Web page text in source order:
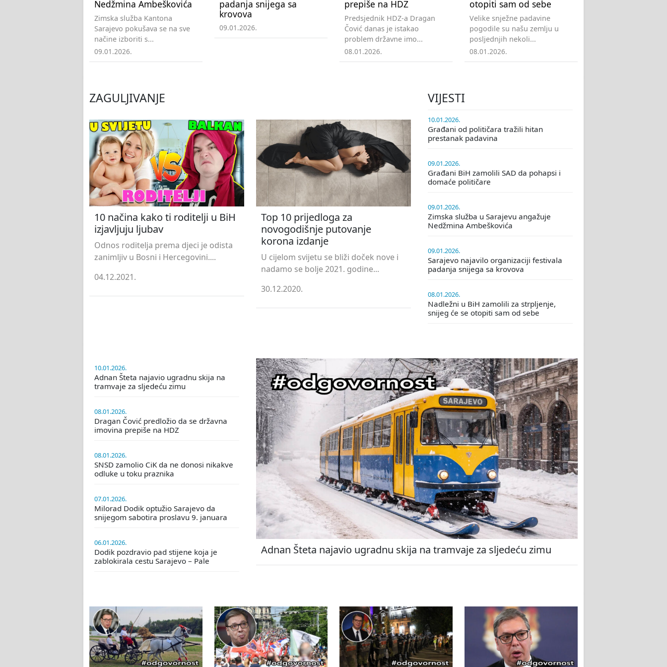
Nedžmina Ambeškovića
Zimska služba Kantona
Sarajevo pokušava se na sve
načine izboriti s...
09.01.2026.
padanja snijega sa
krovova
09.01.2026.
prepiše na HDZ
Predsjednik HDZ-a Dragan
Čović danas je istakao
problem državne imo...
08.01.2026.
otopiti sam od sebe
Velike snježne padavine
pogodile su našu zemlju u
posljednjih nekoli...
08.01.2026.
ZAGULJIVANJE
10 načina kako ti roditelji u BiH
izjavljuju ljubav
Odnos roditelja prema djeci je odista
zanimljiv u Bosni i Hercegovini....
04.12.2021.
Top 10 prijedloga za
novogodišnje putovanje
korona izdanje
U cijelom svijetu se bliži doček nove i
nadamo se bolje 2021. godine...
30.12.2020.
VIJESTI
10.01.2026.
Građani od političara tražili hitan
prestanak padavina
09.01.2026.
Građani BiH zamolili SAD da pohapsi i
domaće političare
09.01.2026.
Zimska služba u Sarajevu angažuje
Nedžmina Ambeškovića
09.01.2026.
Sarajevo najavilo organizaciji festivala
padanja snijega sa krovova
08.01.2026.
Nadležni u BiH zamolili za strpljenje,
snijeg će se otopiti sam od sebe
10.01.2026.
Adnan Šteta najavio ugradnu skija na
tramvaje za sljedeću zimu
08.01.2026.
Dragan Čović predložio da se državna
imovina prepiše na HDZ
08.01.2026.
SNSD zamolio CiK da ne donosi nikakve
odluke u toku praznika
07.01.2026.
Milorad Dodik optužio Sarajevo da
snijegom sabotira proslavu 9. januara
06.01.2026.
Dodik pozdravio pad stijene koja je
zablokirala cestu Sarajevo – Pale
Adnan Šteta najavio ugradnu skija na tramvaje za sljedeću zimu